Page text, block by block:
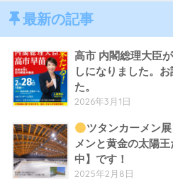
最新の記事
高市 内閣総理大臣
しになりました。
た。
2026年3月1日
ツタンカーメン
メンと黄金の太陽
中】です！
2025年2月8日